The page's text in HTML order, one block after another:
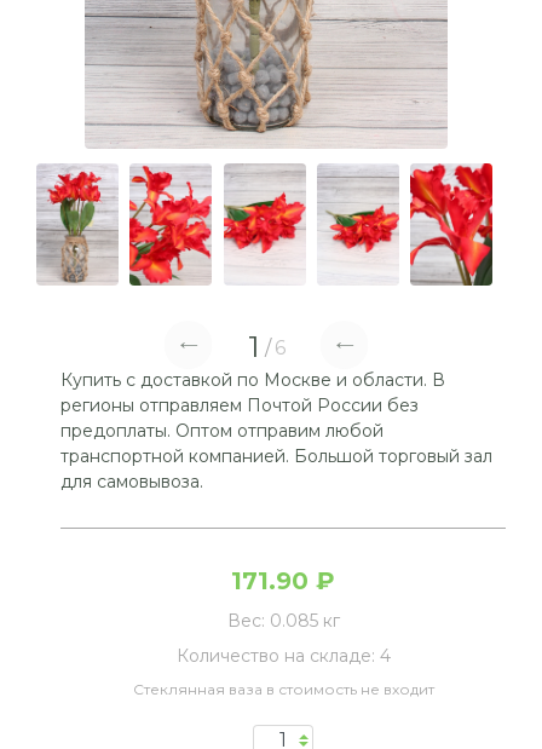
1 6
Купить с доставкой по Москве и области. В
регионы отправляем Почтой России без
предоплаты. Оптом отправим любой
транспортной компанией. Большой торговый зал
для самовывоза.
171.90 ₽
Вес: 0.085 кг
Количество на складе: 4
Стеклянная ваза в стоимость не входит